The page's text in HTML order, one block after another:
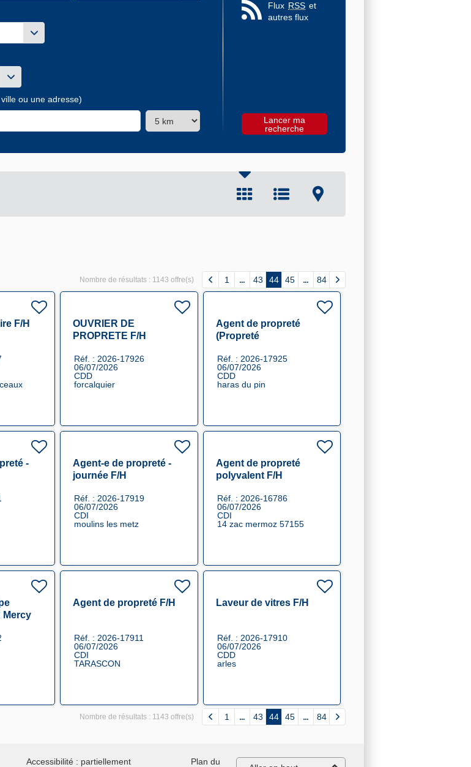
une ou des valeurs
ou une adresse)
Flux RSS et
autres flux
Nombre de résultats : 1143 offre(s) 1 43 44 45 84
F/H
OUVRIER DE
PROPRETE F/H
Réf. : 2026-17926
06/07/2026
CDD
forcalquier
Agent de propreté
(Propreté
Réf. : 2026-17925
06/07/2026
CDD
haras du pin
-
Agent-e de propreté -
journée F/H
Réf. : 2026-17919
06/07/2026
CDI
moulins les metz
Agent de propreté
polyvalent F/H
Réf. : 2026-16786
06/07/2026
CDI
14 zac mermoz 57155
Mercy
Agent de propreté F/H
Réf. : 2026-17911
06/07/2026
CDI
TARASCON
Laveur de vitres F/H
Réf. : 2026-17910
06/07/2026
CDD
arles
Nombre de résultats : 1143 offre(s) 1 43 44 45 84
Accessibilité : partiellement Plan du